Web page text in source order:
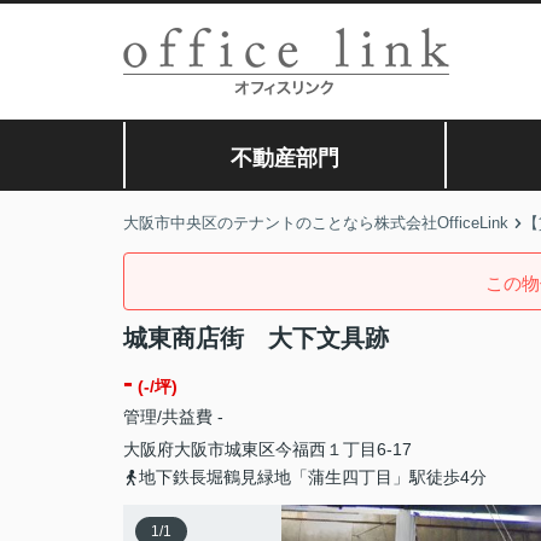
不動産部門
大阪市中央区のテナントのことなら株式会社OfficeLink
この
城東商店街 大下文具跡
- (-/坪)
管理/共益費 -
大阪府大阪市城東区今福西 １丁目6-17
地下鉄長堀鶴見緑地「蒲生四丁目」駅徒歩4分
1/1